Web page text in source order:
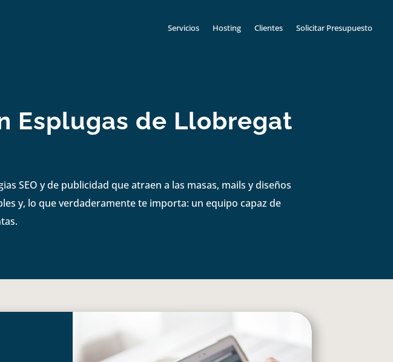
Servicios Hosting Clientes Solicitar Presupuesto
Esplugas de Llobregat
SEO y de publicidad que atraen a las masas, mails y diseños
y, lo que verdaderamente te importa: un equipo capaz de